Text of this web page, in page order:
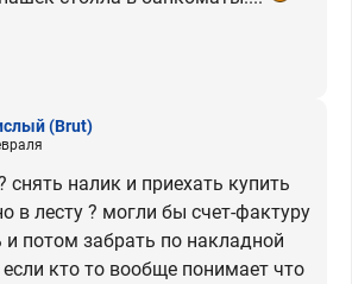
(Brut)
снять налик и приехать купить
в лесту ? могли бы счет-фактуру
и потом забрать по накладной
кто то вообще понимает что